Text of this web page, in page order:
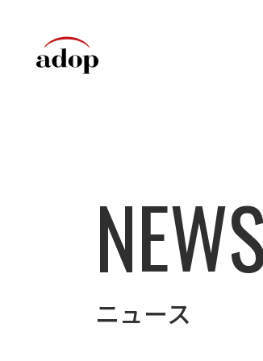
ニュース